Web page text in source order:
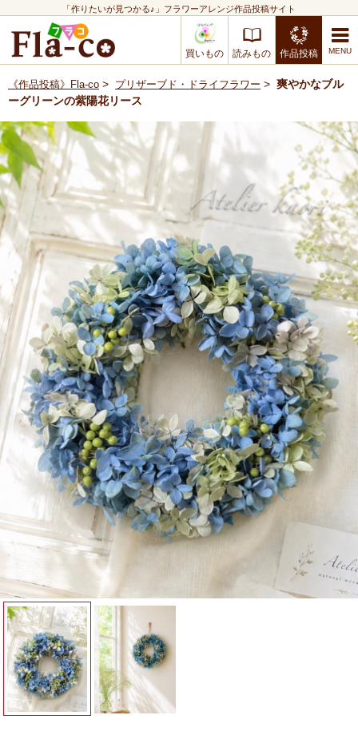
「作りたいが見つかる♪」フラワーアレンジ作品投稿サイト
買いもの 読みもの 作品投稿
《作品投稿》Fla-co > プリザーブド・ドライフラワー > 爽やかなブル
ーグリーンの紫陽花リース